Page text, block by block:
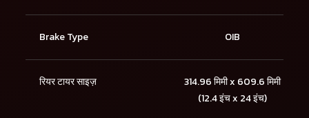
Brake Type OIB
रियर टायर साइज़
314.96 मिमी x 609.6 मिमी
(12.4 इंच x 24 इंच)